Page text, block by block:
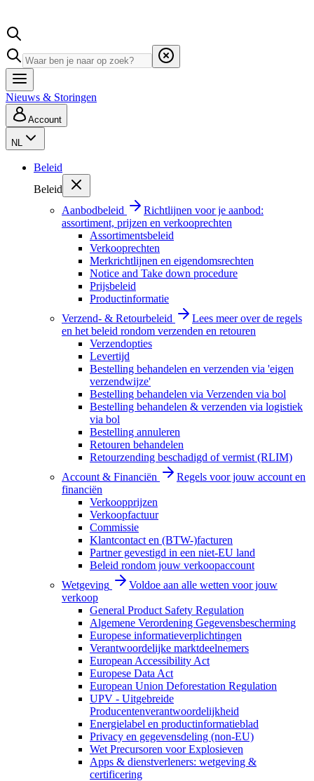
Nieuws & Storingen
Account
NL
Beleid
Beleid
Aanbodbeleid
Richtlijnen voor je aanbod:
assortiment, prijzen en verkooprechten
Assortimentsbeleid
Verkooprechten
Merkrichtlijnen en eigendomsrechten
Notice and Take down procedure
Prijsbeleid
Productinformatie
Verzend- & Retourbeleid
Lees meer over de regels
en het beleid rondom verzenden en retouren
Verzendopties
Levertijd
Bestelling behandelen en verzenden via 'eigen
verzendwijze'
Bestelling behandelen via Verzenden via bol
Bestelling behandelen & verzenden via logistiek
via bol
Bestelling annuleren
Retouren behandelen
Retourzending beschadigd of vermist (RLIM)
Account & Financiën
Regels voor jouw account en
financiën
Verkoopprijzen
Verkoopfactuur
Commissie
Klantcontact en (BTW-)facturen
Partner gevestigd in een niet-EU land
Beleid rondom jouw verkoopaccount
Wetgeving
Voldoe aan alle wetten voor jouw
verkoop
General Product Safety Regulation
Algemene Verordening Gegevensbescherming
Europese informatieverplichtingen
Verantwoordelijke marktdeelnemers
European Accessibility Act
Europese Data Act
European Union Deforestation Regulation
UPV - Uitgebreide
Producentenverantwoordelijkheid
Energielabel en productinformatieblad
Privacy en gegevensdeling (non-EU)
Wet Precursoren voor Explosieven
Apps & dienstverleners: wetgeving &
certificering